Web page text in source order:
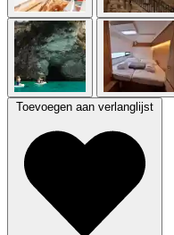
Toevoegen aan verlanglijst